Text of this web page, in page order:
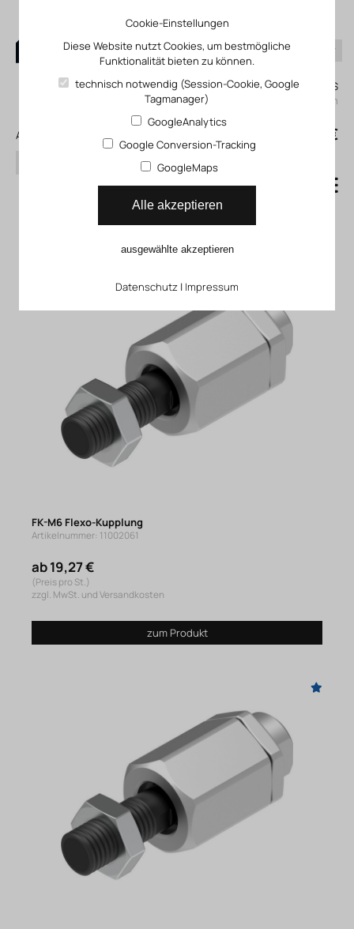
0
Mein KLEFINGHAUS
einloggen
Alle Produkte
Suchen
0,00 €
Kupplungsstück FP_01-50-
03-16
FK-M6 Flexo-Kupplung
Artikelnummer: 11002061
ab 19,27 €
(Preis pro St.)
zzgl. MwSt. und Versandkosten
zum Produkt
Cookie-Einstellungen
Diese Website nutzt Cookies, um bestmögliche
Funktionalität bieten zu können.
technisch notwendig (Session-Cookie, Google
Tagmanager)
GoogleAnalytics
Google Conversion-Tracking
GoogleMaps
Alle akzeptieren
ausgewählte akzeptieren
Datenschutz | Impressum